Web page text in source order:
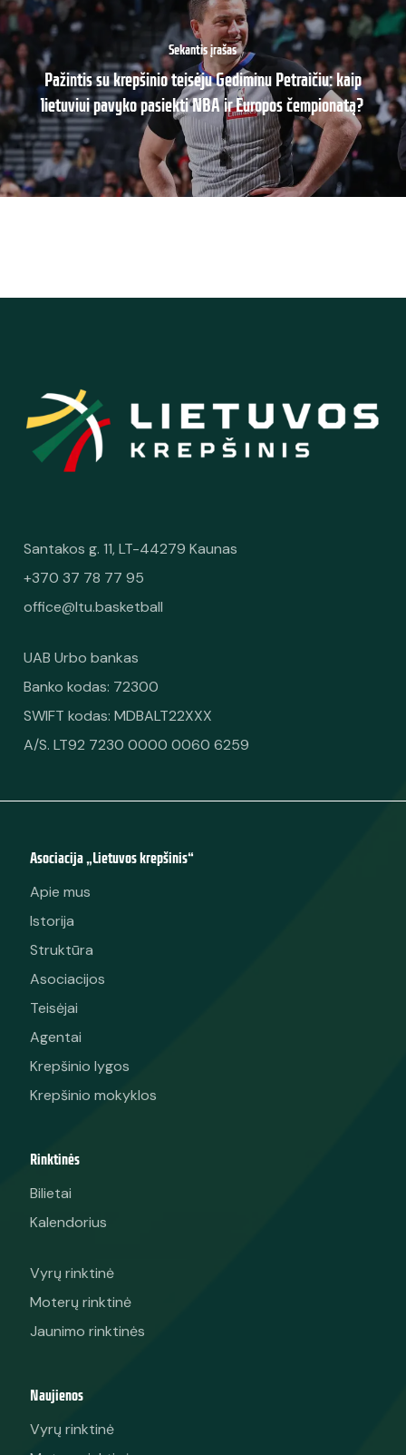
Sekantis įrašas
Pažintis su krepšinio teisėju Gediminu Petraičiu: kaip
lietuviui pavyko pasiekti NBA ir Europos čempionatą?
Santakos g. 11, LT-44279 Kaunas
+370 37 78 77 95
office@ltu.basketball
UAB Urbo bankas
Banko kodas: 72300
SWIFT kodas: MDBALT22XXX
A/S. LT92 7230 0000 0060 6259
Asociacija „Lietuvos krepšinis“
Apie mus
Istorija
Struktūra
Asociacijos
Teisėjai
Agentai
Krepšinio lygos
Krepšinio mokyklos
Rinktinės
Bilietai
Kalendorius
Vyrų rinktinė
Moterų rinktinė
Jaunimo rinktinės
Naujienos
Vyrų rinktinė